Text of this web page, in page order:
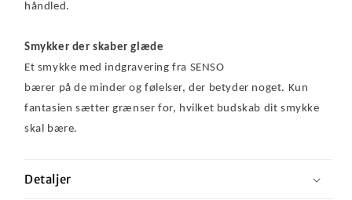
håndled.
Smykker der skaber glæde
Et smykke med indgravering fra SENSO
bærer på de minder og følelser, der betyder noget. Kun
fantasien sætter grænser for, hvilket budskab dit smykke
skal bære.
Detaljer